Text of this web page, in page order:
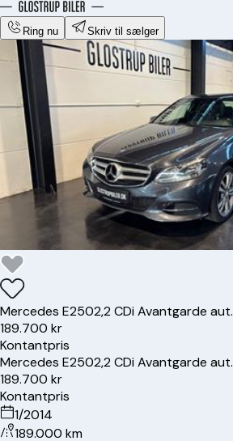
Ring nu Skriv til sælger
Mercedes E2502,2 CDi Avantgarde aut.
189.700 kr
Kontantpris
Mercedes E2502,2 CDi Avantgarde aut.
189.700 kr
Kontantpris
1/2014
189.000 km